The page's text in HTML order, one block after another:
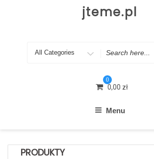
jteme.pl
Search
0
0,00 zł
Menu
PRODUKTY